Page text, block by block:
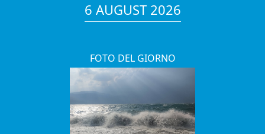
6 AUGUST 2026
FOTO DEL GIORNO